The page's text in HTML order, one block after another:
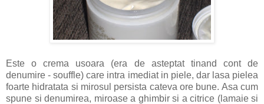
Este o crema usoara (era de asteptat tinand cont de
denumire - souffle) care intra imediat in piele, dar lasa pielea
foarte hidratata si mirosul persista cateva ore bune. Asa cum
spune si denumirea, miroase a ghimbir si a citrice (lamaie si